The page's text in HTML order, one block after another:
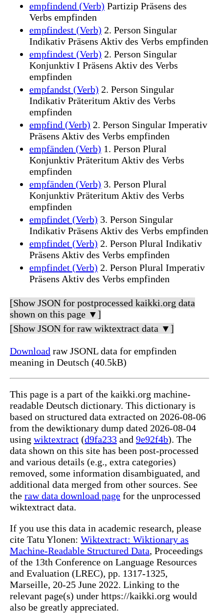
empfindend (Verb) Partizip Präsens des
Verbs empfinden
empfindest (Verb) 2. Person Singular
Indikativ Präsens Aktiv des Verbs empfinden
empfindest (Verb) 2. Person Singular
Konjunktiv I Präsens Aktiv des Verbs
empfinden
empfandst (Verb) 2. Person Singular
Indikativ Präteritum Aktiv des Verbs
empfinden
empfind (Verb) 2. Person Singular Imperativ
Präsens Aktiv des Verbs empfinden
empfänden (Verb) 1. Person Plural
Konjunktiv Präteritum Aktiv des Verbs
empfinden
empfänden (Verb) 3. Person Plural
Konjunktiv Präteritum Aktiv des Verbs
empfinden
empfindet (Verb) 3. Person Singular
Indikativ Präsens Aktiv des Verbs empfinden
empfindet (Verb) 2. Person Plural Indikativ
Präsens Aktiv des Verbs empfinden
empfindet (Verb) 2. Person Plural Imperativ
Präsens Aktiv des Verbs empfinden
[Show JSON for postprocessed kaikki.org data
shown on this page ▼]
[Show JSON for raw wiktextract data ▼]
Download raw JSONL data for empfinden
meaning in Deutsch (40.5kB)
This page is a part of the kaikki.org machine-
readable Deutsch dictionary. This dictionary is
based on structured data extracted on 2026-08-06
from the dewiktionary dump dated 2026-08-04
using wiktextract (d9fa233 and 9e92f4b). The
data shown on this site has been post-processed
and various details (e.g., extra categories)
removed, some information disambiguated, and
additional data merged from other sources. See
the raw data download page for the unprocessed
wiktextract data.
If you use this data in academic research, please
cite Tatu Ylonen: Wiktextract: Wiktionary as
Machine-Readable Structured Data, Proceedings
of the 13th Conference on Language Resources
and Evaluation (LREC), pp. 1317-1325,
Marseille, 20-25 June 2022. Linking to the
relevant page(s) under https://kaikki.org would
also be greatly appreciated.